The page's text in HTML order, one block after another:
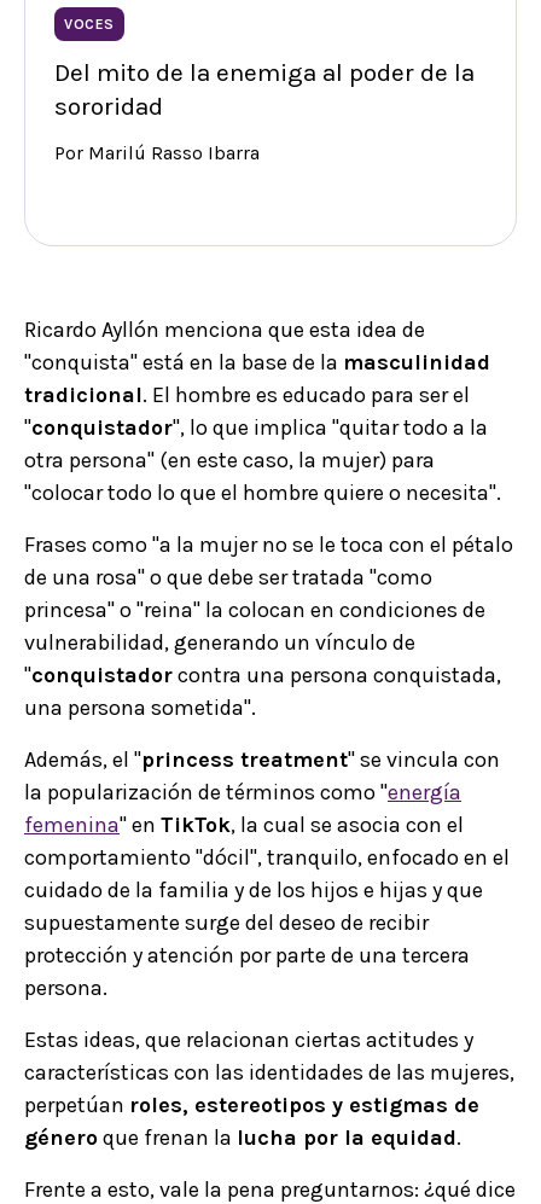
VOCES
Del mito de la enemiga al poder de la
sororidad
Por Marilú Rasso Ibarra
Ricardo Ayllón menciona que esta idea de
"conquista" está en la base de la masculinidad
tradicional. El hombre es educado para ser el
"conquistador", lo que implica "quitar todo a la
otra persona" (en este caso, la mujer) para
"colocar todo lo que el hombre quiere o necesita".
Frases como "a la mujer no se le toca con el pétalo
de una rosa" o que debe ser tratada "como
princesa" o "reina" la colocan en condiciones de
vulnerabilidad, generando un vínculo de
"conquistadorcontra una persona conquistada,
una persona sometida".
Además, el "princess treatment" se vincula con
la popularización de términos como "energía
femenina" en TikTok, la cual se asocia con el
comportamiento "dócil", tranquilo, enfocado en el
cuidado de la familia y de los hijos e hijas y que
supuestamente surge del deseo de recibir
protección y atención por parte de una tercera
persona.
Estas ideas, que relacionan ciertas actitudes y
características con las identidades de las mujeres,
perpetúan roles, estereotipos y estigmas de
géneroque frenan la lucha por la equidad.
Frente a esto, vale la pena preguntarnos: ¿qué dice